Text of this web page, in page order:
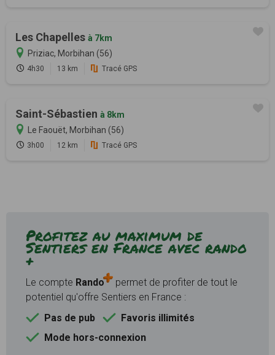
Les Chapelles à 7km
Priziac, Morbihan (56)
4h30 13 km Tracé GPS
Saint-Sébastien à 8km
Le Faouët, Morbihan (56)
3h00 12 km Tracé GPS
Profitez au maximum de
Sentiers en France avec rando
+
Le compte Rando
permet de profiter de tout le
potentiel qu'offre Sentiers en France :
Pas de pub
Favoris illimités
Mode hors-connexion